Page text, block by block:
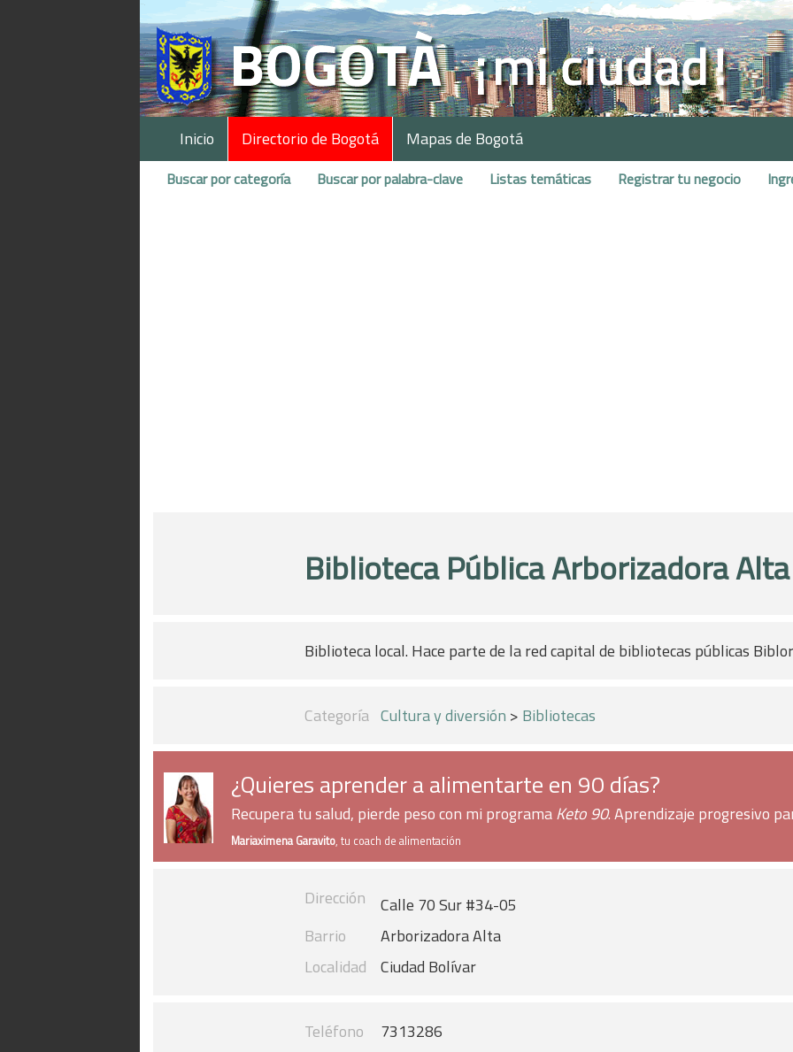
Inicio Directorio de Bogotá Mapas de Bogotá
Buscar por categoría Buscar por palabra-clave Listas temáticas Registrar tu negocio
Biblioteca Pública Arborizadora Alta
Biblioteca local. Hace parte de la red capital de bibliotecas públicas
Categoría Cultura y diversión > Bibliotecas
¿Quieres aprender a alimentarte en 90 días?
Recupera tu salud, pierde peso con mi programaKeto 90. Aprendizaje progresivo
Mariaximena Garavito, tu coach de alimentación
Dirección
Calle 70 Sur #34-05
Barrio
Arborizadora Alta
Localidad
Ciudad Bolívar
Teléfono
7313286